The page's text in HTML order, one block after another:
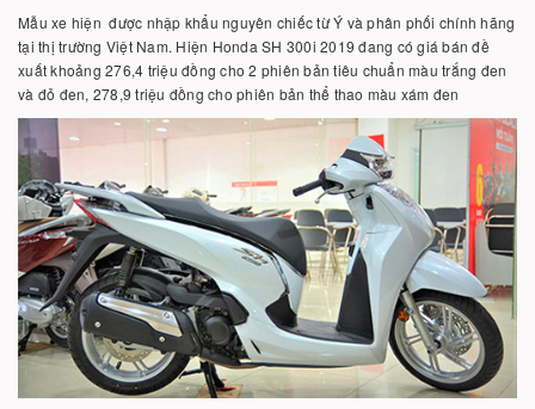
Mẫu xe hiện được nhập khẩu nguyên chiếc từ Ý và phân phối chính hãng
tại thị trường Việt Nam. Hiện Honda SH 300i 2019 đang có giá bán đề
xuất khoảng 276,4 triệu đồng cho 2 phiên bản tiêu chuẩn màu trắng đen
và đỏ đen, 278,9 triệu đồng cho phiên bản thể thao màu xám đen